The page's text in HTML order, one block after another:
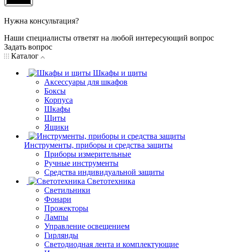
Нужна консультация?
Наши специалисты ответят на любой интересующий вопрос
Задать вопрос
Каталог
Шкафы и щиты
Аксессуары для шкафов
Боксы
Корпуса
Шкафы
Щиты
Ящики
Инструменты, приборы и средства защиты
Приборы измерительные
Ручные инструменты
Средства индивидуальной защиты
Светотехника
Светильники
Фонари
Прожекторы
Лампы
Управление освещением
Гирлянды
Светодиодная лента и комплектующие